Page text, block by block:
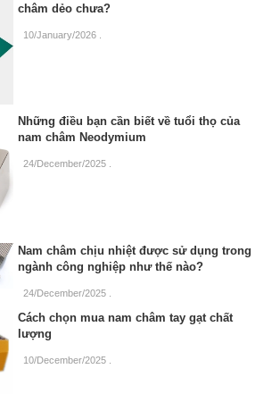
châm dẻo chưa?
10/January/2026
Những điều bạn cần biết về tuổi thọ của
nam châm Neodymium
24/December/2025
Nam châm chịu nhiệt được sử dụng trong
ngành công nghiệp như thế nào?
24/December/2025
Cách chọn mua nam châm tay gạt chất
lượng
10/December/2025